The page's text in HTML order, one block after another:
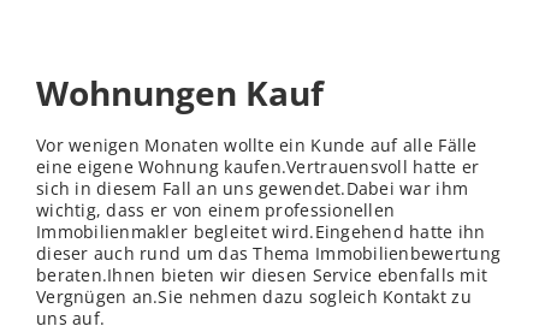
Wohnungen Kauf
Vor wenigen Monaten wollte ein Kunde auf alle Fälle
eine eigene Wohnung kaufen.Vertrauensvoll hatte er
sich in diesem Fall an uns gewendet.Dabei war ihm
wichtig, dass er von einem professionellen
Immobilienmakler begleitet wird.Eingehend hatte ihn
dieser auch rund um das Thema Immobilienbewertung
beraten.Ihnen bieten wir diesen Service ebenfalls mit
Vergnügen an.Sie nehmen dazu sogleich Kontakt zu
uns auf.